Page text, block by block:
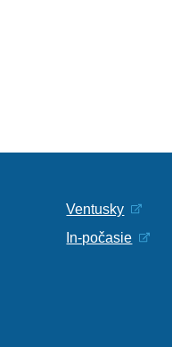
Ventusky
In-počasie